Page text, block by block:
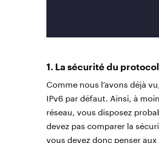
1. La sécurité du
Comme nous l’avons déjà
IPv6 par défaut. Ainsi, à
réseau, vous disposez
devez pas comparer la
vous devez donc penser